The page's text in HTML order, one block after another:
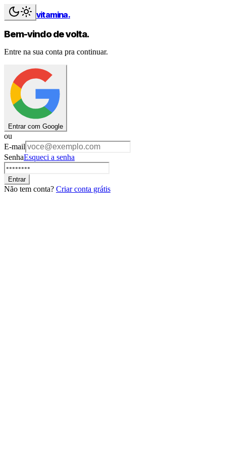
vitamina.
Bem-vindo de volta.
Entre na sua conta pra continuar.
Entrar com Google
ou
E-mail
SenhaEsqueci a senha
Entrar
Não tem conta? Criar conta grátis